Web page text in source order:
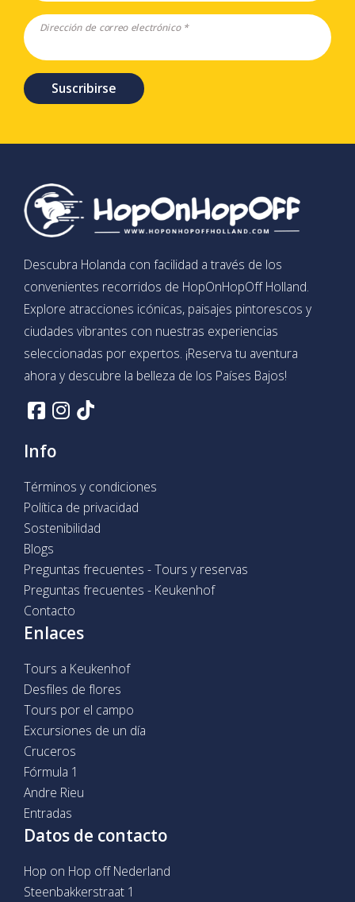
Dirección de correo electrónico *
Suscribirse
Descubra Holanda con facilidad a través de los
convenientes recorridos de HopOnHopOff Holland.
Explore atracciones icónicas, paisajes pintorescos y
ciudades vibrantes con nuestras experiencias
seleccionadas por expertos. ¡Reserva tu aventura
ahora y descubre la belleza de los Países Bajos!
Info
Términos y condiciones
Política de privacidad
Sostenibilidad
Blogs
Preguntas frecuentes - Tours y reservas
Preguntas frecuentes - Keukenhof
Contacto
Enlaces
Tours a Keukenhof
Desfiles de flores
Tours por el campo
Excursiones de un día
Cruceros
Fórmula 1
Andre Rieu
Entradas
Datos de contacto
Hop on Hop off Nederland
Steenbakkerstraat 1